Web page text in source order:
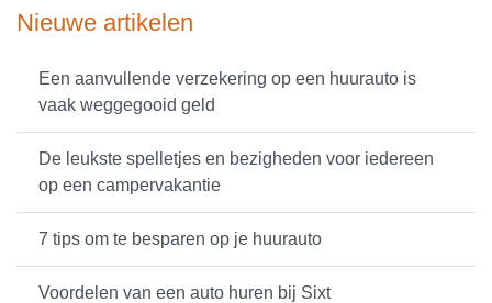
Nieuwe artikelen
Een aanvullende verzekering op een huurauto is
vaak weggegooid geld
De leukste spelletjes en bezigheden voor iedereen
op een campervakantie
7 tips om te besparen op je huurauto
Voordelen van een auto huren bij Sixt